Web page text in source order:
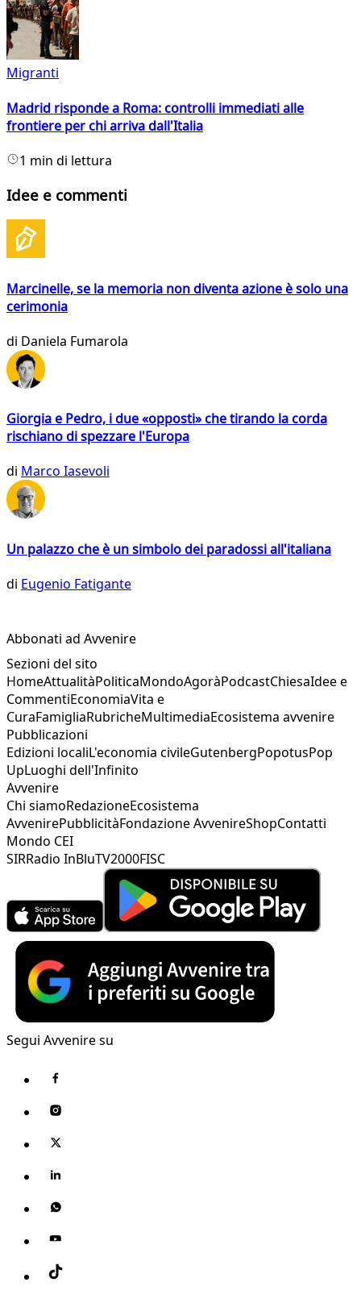
Migranti
Madrid risponde a Roma: controlli immediati alle
frontiere per chi arriva dall'Italia
1 min di lettura
Idee e commenti
Marcinelle, se la memoria non diventa azione è solo una
cerimonia
di Daniela Fumarola
Giorgia e Pedro, i due «opposti» che tirando la corda
rischiano di spezzare l'Europa
di Marco Iasevoli
Un palazzo che è un simbolo dei paradossi all'italiana
di Eugenio Fatigante
Abbonati ad Avvenire
Sezioni del sito
HomeAttualitàPoliticaMondoAgoràPodcastChiesaIdee e
CommentiEconomiaVita e
CuraFamigliaRubricheMultimediaEcosistema avvenire
Pubblicazioni
Edizioni localiL'economia civileGutenbergPopotusPop
UpLuoghi dell'Infinito
Avvenire
Chi siamoRedazioneEcosistema
AvvenirePubblicitàFondazione AvvenireShopContatti
Mondo CEI
SIRRadio InBluTV2000FISC
Segui Avvenire su